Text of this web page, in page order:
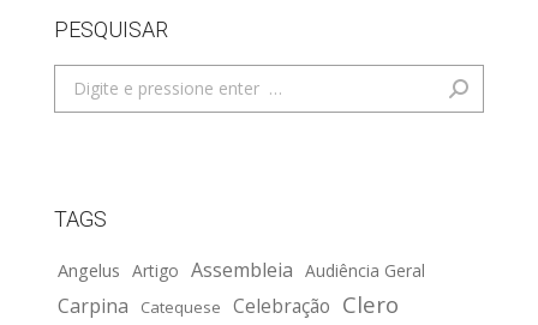
PESQUISAR
Search:
TAGS
Angelus Artigo Assembleia Audiência Geral
Carpina Catequese Celebração Clero